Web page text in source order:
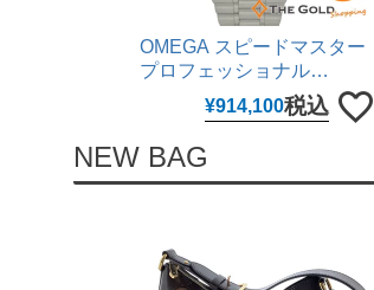
OMEGA スピードマスター
プロフェッショナル
310.30.42.50.01.001 仕上げ
済 手巻き 42mm ステンレス
メガ 【中古】
¥914,100税込
NEW BAG